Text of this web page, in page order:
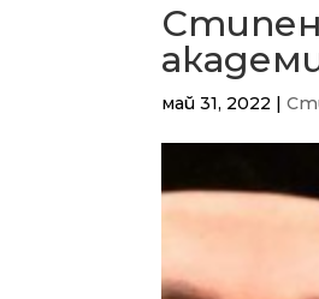
май 31, 2022 |